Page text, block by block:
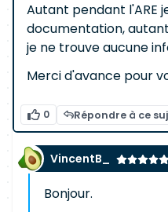
Autant pendant l'ARE
documentation,
je ne trouve aucune
Merci d'avance pour
0 Répondre à ce
VincentB_
Bonjour.